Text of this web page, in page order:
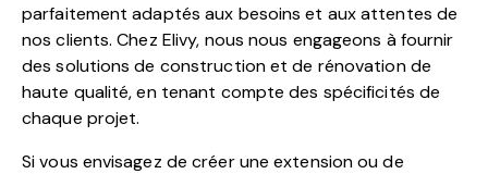
parfaitement adaptés aux besoins et aux attentes de
nos clients. Chez Elivy, nous nous engageons à fournir
des solutions de construction et de rénovation de
haute qualité, en tenant compte des spécificités de
chaque projet.
Si vous envisagez de créer une extension ou de